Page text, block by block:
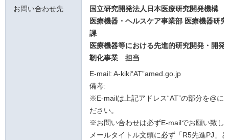
お問い合わせ先
国立研究開発法人日本医療研究開発機構
医療機器・ヘルスケア事業部 医療機器研
課
医療機器等における先進的研究開発・開発
靭化事業
担当
E-mail: A-kiki“AT”amed.go.jp
備考:
※E-mailは上記アドレス“AT”の部分を@に
ださい。
※お問い合わせは必ずE-mailでお願い致し
メールタイトル文頭に必ず「R5先進PJ」